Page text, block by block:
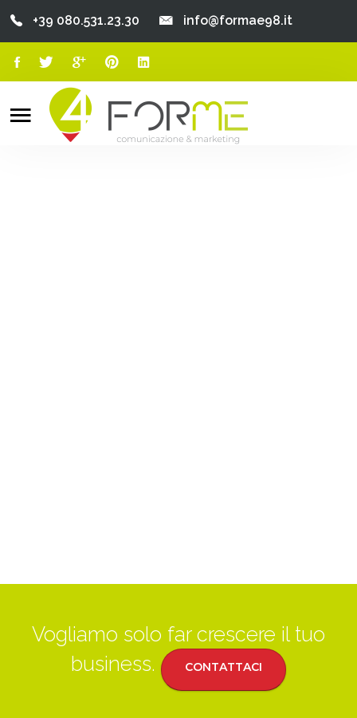
Chi Siamo
+39 080.531.23.30 info@formae98.it
Search
Vogliamo solo far crescere il tuo
business.
CONTATTACI